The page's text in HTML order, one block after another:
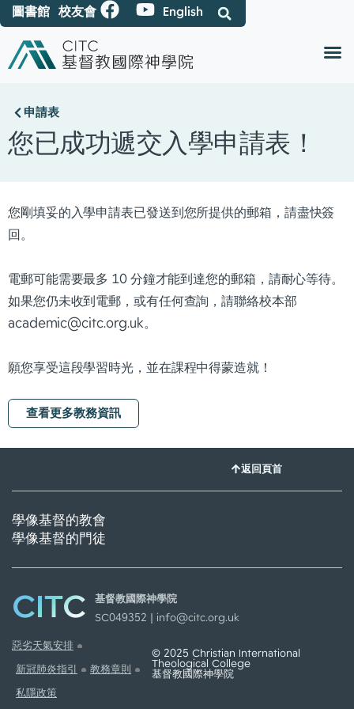
圖書館 校友會 English
申請表
您已成功遞交入學申請表！
您剛填妥的入學申請表已發送到您所提供的郵箱，請盡快簽
回。
電郵可能需要最多 10 分鐘才能到達您的郵箱，請耐心等待。
如果您仍未收到電郵，或有任何查詢，請聯絡校本部
academic@citc.org.uk。
願您享受這段學習時光，並在課程中得蒙造就！
查看更多教務資訊
返回頁首
學像基督的教會
學像基督的門徒
CITC
基督教國際神學院
SC049352 | info@citc.org.uk
惡劣天氣安排
新冠肺炎指引
教務章則
私隱政策
© 2025 Christian International
Theological College
基督教國際神學院